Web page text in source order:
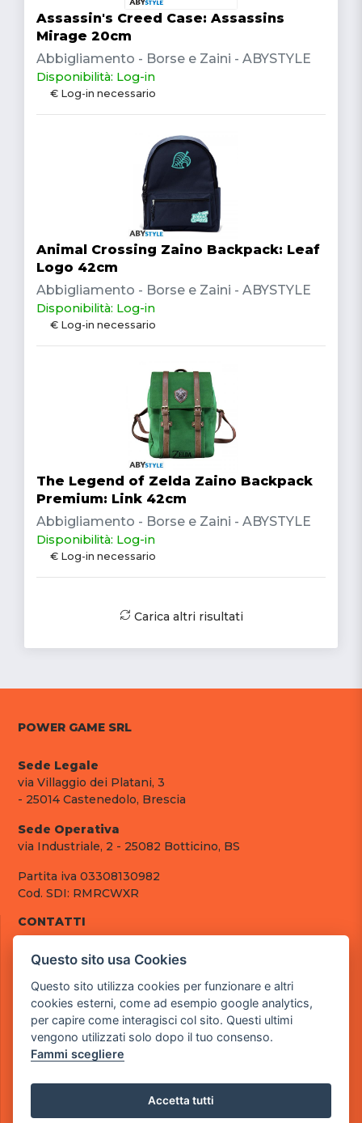
Assassin's Creed Case: Assassins
Mirage 20cm
Abbigliamento - Borse e Zaini - ABYSTYLE
Disponibilità: Log-in
€ Log-in necessario
Animal Crossing Zaino Backpack: Leaf
Logo 42cm
Abbigliamento - Borse e Zaini - ABYSTYLE
Disponibilità: Log-in
€ Log-in necessario
The Legend of Zelda Zaino Backpack
Premium: Link 42cm
Abbigliamento - Borse e Zaini - ABYSTYLE
Disponibilità: Log-in
€ Log-in necessario
Carica altri risultati
POWER GAME SRL
Sede Legale
via Villaggio dei Platani, 3
- 25014 Castenedolo, Brescia
Sede Operativa
via Industriale, 2 - 25082 Botticino, BS
Partita iva 03308130982
Cod. SDI: RMRCWXR
CONTATTI
tel.: +39 030 376 2377
pec: powergamesrl@legalmail.it
LINK UTILI
Chi siamo
Informazioni generali
Questo sito usa Cookies
Questo sito utilizza cookies per funzionare e altri
cookies esterni, come ad esempio google analytics,
per capire come interagisci col sito. Questi ultimi
vengono utilizzati solo dopo il tuo consenso.
Fammi scegliere
Accetta tutti